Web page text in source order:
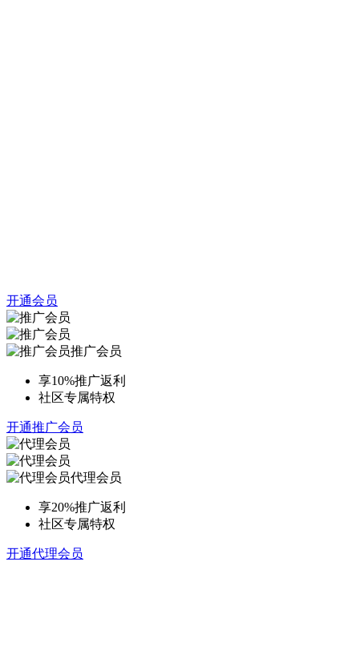
开通会员
推广会员
享10%推广返利
社区专属特权
开通推广会员
代理会员
享20%推广返利
社区专属特权
开通代理会员